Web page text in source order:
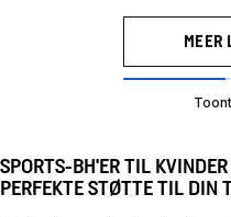
MEER
SPORTS-BH'ER TIL
PERFEKTE STØTTE TIL DIN